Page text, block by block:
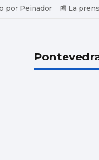
por Peinador 📰 La